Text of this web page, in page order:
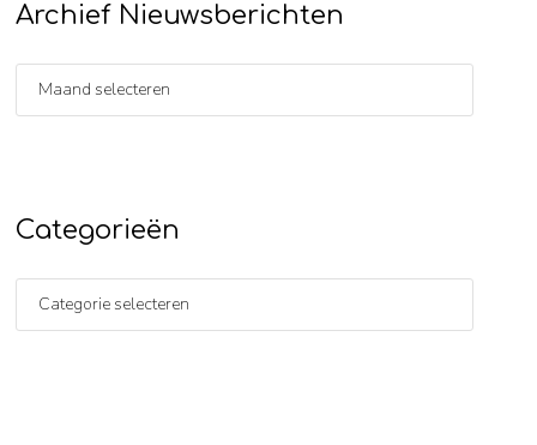
Archief Nieuwsberichten
Categorieën